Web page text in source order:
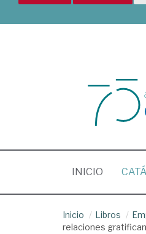
INICIO
Inicio Libros
relaciones